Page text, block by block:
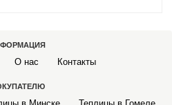
О нас Контакты